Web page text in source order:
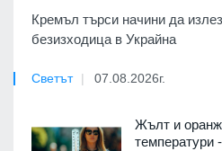
Кремъл търси начини да
безизходица в Украйна
Светът 07.08.2026г.
Жълт и
температури